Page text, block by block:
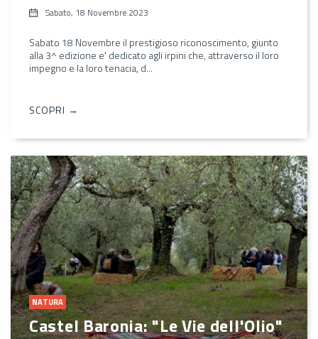
Sabato, 18 Novembre 2023
Sabato 18 Novembre il prestigioso riconoscimento, giunto
alla 3^ edizione e' dedicato agli irpini che, attraverso il loro
impegno e la loro tenacia, d...
SCOPRI →
NATURA
Castel Baronia: "Le Vie dell'Olio"